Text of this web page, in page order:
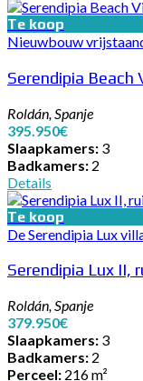
Te koop
Nieuwbouw
Serendipia Beach
Roldán, Spanje
395.950€
Slaapkamers: 3
Badkamers: 2
Details
Te koop
De Serendipia Lux
Serendipia Lux II,
Roldán, Spanje
379.950€
Slaapkamers: 3
Badkamers: 2
Perceel: 216 m²